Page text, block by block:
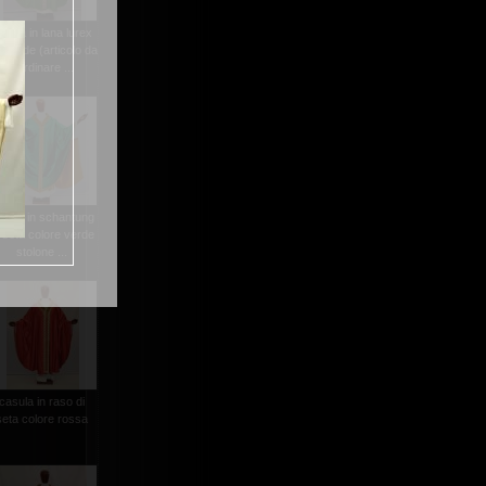
in schantung
casula in raso di
colore rossa